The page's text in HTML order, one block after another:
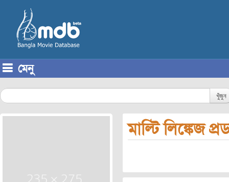
মেনু
খুঁজুন
মাল্টি লিঙ্কেজ